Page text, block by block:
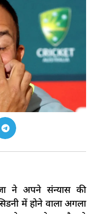
ने अपने संन्यास की
में होने वाला अगला